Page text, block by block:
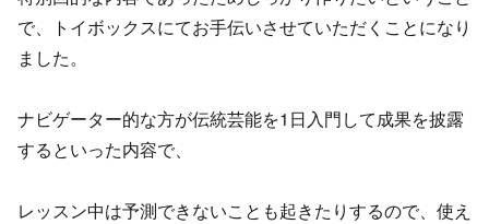
で、トイボックスにてお手伝いさせていただくことになり
ました。
ナビゲーター的な方が伝統芸能を1日入門して成果を披露
するといった内容で、
レッスン中は予測できないことも起きたりするので、使え